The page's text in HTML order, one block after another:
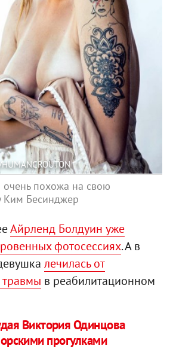
похожа на свою
Ким Бесинджер
Айрленд Болдуин уже
фотосессиях. А в
лечилась от
в реабилитационном
Виктория Одинцова
прогулками